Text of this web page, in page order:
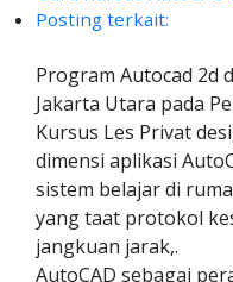
Posting terkait:
Program Autocad 2d
Jakarta Utara pada
Kursus Les Privat
dimensi aplikasi
sistem belajar di
yang taat protokol
jangkuan jarak,.
AutoCAD sebagai